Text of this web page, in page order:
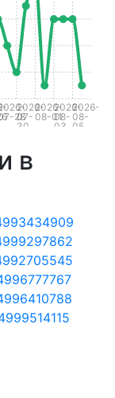
28
2026-
07-
30
2026-
08-01
2026-
08-
03
2026-
08-
05
в